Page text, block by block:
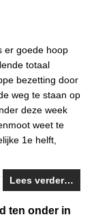
er goede hoop
totaal
bezetting door
weg te staan op
deze week
weet te
1e helft,
Lees verder…
ten onder in